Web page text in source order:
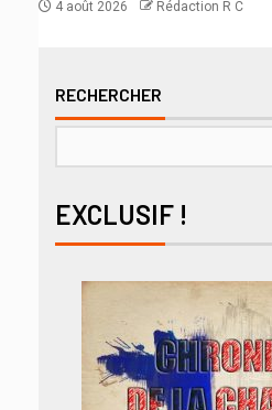
4 août 2026 Rédaction R C
RECHERCHER
EXCLUSIF !